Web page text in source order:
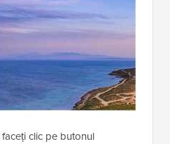
clic pe butonul